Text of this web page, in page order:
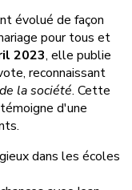
évolué de façon
pour tous et
2023, elle publie
reconnaissant
la société. Cette
d'une
dans les écoles